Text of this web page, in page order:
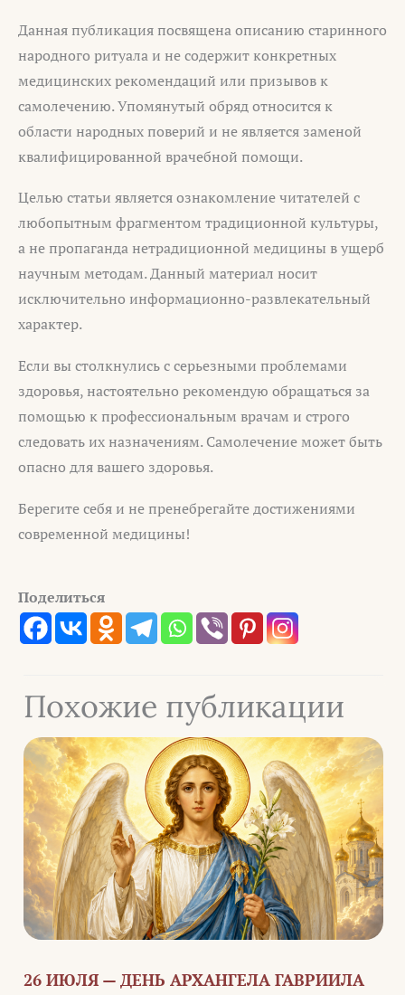
Данная публикация посвящена описанию старинного
народного ритуала и не содержит конкретных
медицинских рекомендаций или призывов к
самолечению. Упомянутый обряд относится к
области народных поверий и не является заменой
квалифицированной врачебной помощи.
Целью статьи является ознакомление читателей с
любопытным фрагментом традиционной культуры,
а не пропаганда нетрадиционной медицины в ущерб
научным методам. Данный материал носит
исключительно информационно-развлекательный
характер.
Если вы столкнулись с серьезными проблемами
здоровья, настоятельно рекомендую обращаться за
помощью к профессиональным врачам и строго
следовать их назначениям. Самолечение может быть
опасно для вашего здоровья.
Берегите себя и не пренебрегайте достижениями
современной медицины!
Поделиться
Похожие публикации
26 ИЮЛЯ — ДЕНЬ АРХАНГЕЛА ГАВРИИЛА